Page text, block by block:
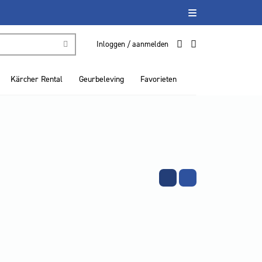
Inloggen / aanmelden
Kärcher Rental Geurbeleving Favorieten